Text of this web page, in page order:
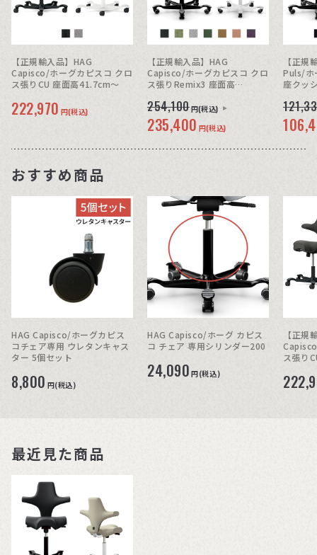
【正規輸入品】HAG
Capisco/ホーグカピスコ クロ
ス張りCU 座面高41.7cm〜
222,970 円(税込)
【正規輸入品】HAG
Capisco/ホーグカピスコ クロ
ス張りRemix3 座面高
254,100円(税込)
235,400 円(税込)
【正規
Puls/ホ
座クッ
おすすめ商品
HAG Capisco/ホーグカピス
コチェア専用 ウレタンキャス
ター 5個セット
8,800 円(税込)
HAG Capisco/ホーグ カピス
コ チェア 専用シリンダー200
24,090 円(税込)
【正規
ス張り
最近見た商品